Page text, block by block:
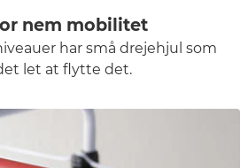
nem mobilitet
har små drejehjul som
let at flytte det.